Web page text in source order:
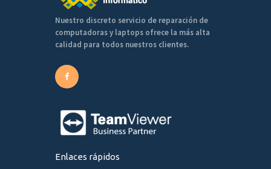
Nuestro discreto servicio de reparación de
computadoras y laptops ofrece la más alta
calidad para todos nuestros clientes.
Enlaces rápidos